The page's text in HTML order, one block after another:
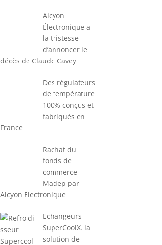
Alcyon
Électronique a
la tristesse
d’annoncer le
décès de Claude Cavey
Des régulateurs
de température
100% conçus et
fabriqués en
France
Rachat du
fonds de
commerce
Madep par
Alcyon Electronique
Echangeurs
SuperCoolX, la
solution de